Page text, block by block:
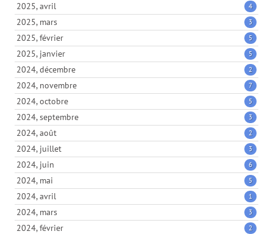
2025, avril 4
2025, mars 3
2025, février 5
2025, janvier 5
2024, décembre 2
2024, novembre 7
2024, octobre 5
2024, septembre 3
2024, août 2
2024, juillet 3
2024, juin 6
2024, mai 5
2024, avril 1
2024, mars 3
2024, février 2